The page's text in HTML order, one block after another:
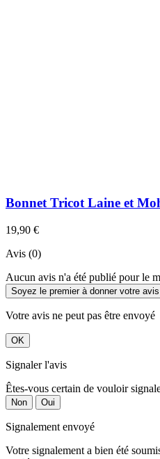
Bonnet Tricot Laine et
19,90 €
Avis (0)
Aucun avis n'a été publié pour le
Soyez le premier à donner votre avis
Votre avis ne peut pas être envoyé
OK
Signaler l'avis
Êtes-vous certain de vouloir
Non Oui
Signalement envoyé
Votre signalement a bien été